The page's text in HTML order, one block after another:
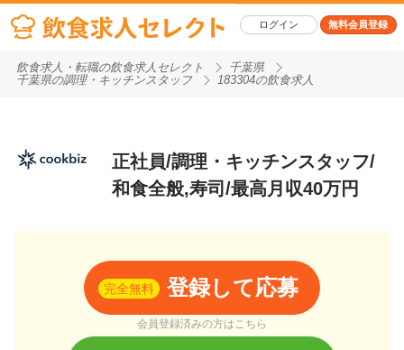
ログイン 無料会員登録
飲食求人・転職の飲食求人セレクト
千葉県
千葉県の調理・キッチンスタッフ
183304の飲食求人
正社員/調理・キッチンスタッフ/
和食全般,寿司/最高月収40万円
完全無料 登録して応募
会員登録済みの方はこちら